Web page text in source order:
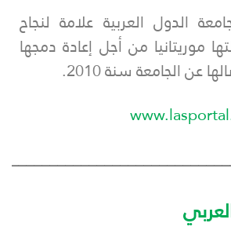
الدول العربية علامة لنجاح
موريتانيا من أجل إعادة دمجها
عن الجامعة سنة 2010.